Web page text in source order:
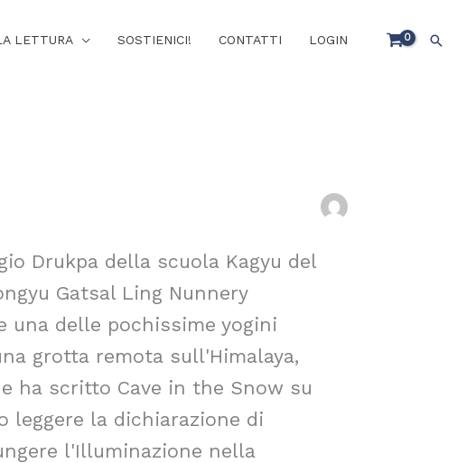
LETTURA SOSTIENICI! CONTATTI LOGIN Cerca
Drukpa della scuola Kagyu del
Gatsal Ling Nunnery
una delle pochissime yogini
grotta remota sull'Himalaya,
ha scritto Cave in the Snow su
la dichiarazione di
l'Illuminazione nella